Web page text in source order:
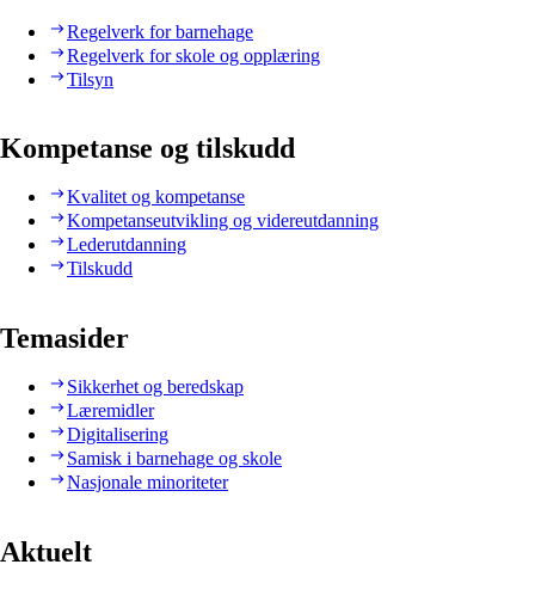
Regelverk for barnehage
Regelverk for skole og opplæring
Tilsyn
Kompetanse og tilskudd
Kvalitet og kompetanse
Kompetanseutvikling og videreutdanning
Lederutdanning
Tilskudd
Temasider
Sikkerhet og beredskap
Læremidler
Digitalisering
Samisk i barnehage og skole
Nasjonale minoriteter
Aktuelt